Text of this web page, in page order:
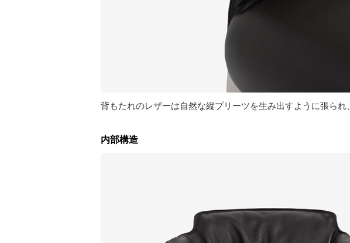
背もたれのレザーは自然な縦プリーツを生み出すように張られ
内部構造